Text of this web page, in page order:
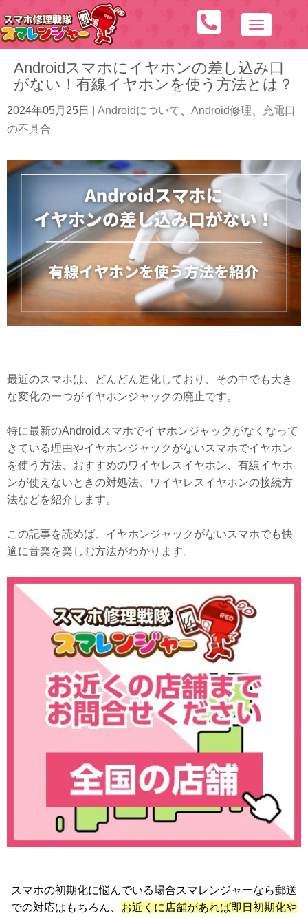
N
a
v
i
i
o
Androidスマホにイヤホンの差し込み口
がない！有線イヤホンを使う方法とは？
2024年05月25日 Androidについて Android修理
充電口
の不具合
最近のスマホは、どんどん進化しており、その中でも大き
な変化の一つがイヤホンジャックの廃止です。
特に最新のAndroidスマホでイヤホンジャックがなくなって
きている理由やイヤホンジャックがないスマホでイヤホン
を使う方法、おすすめのワイヤレスイヤホン、有線イヤホ
ンが使えないときの対処法、ワイヤレスイヤホンの接続方
法などを紹介します。
この記事を読めば、イヤホンジャックがないスマホでも快
適に音楽を楽しむ方法がわかります。
スマホの初期化に悩んでいる場合スマレンジャーなら郵送
での対応はもちろん、 お近くに店舗があれば即日初期化や